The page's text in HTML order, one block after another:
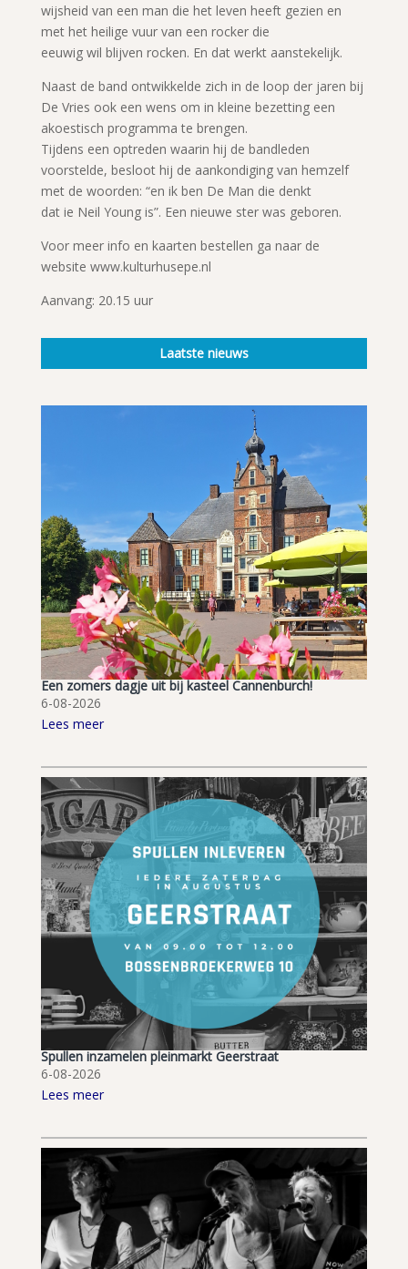
wijsheid van een man die het leven heeft gezien en
met het heilige vuur van een rocker die
eeuwig wil blijven rocken. En dat werkt aanstekelijk.
Naast de band ontwikkelde zich in de loop der jaren bij
De Vries ook een wens om in kleine bezetting een
akoestisch programma te brengen.
Tijdens een optreden waarin hij de bandleden
voorstelde, besloot hij de aankondiging van hemzelf
met de woorden: “en ik ben De Man die denkt
dat ie Neil Young is”. Een nieuwe ster was geboren.
Voor meer info en kaarten bestellen ga naar de
website www.kulturhusepe.nl
Aanvang: 20.15 uur
Laatste nieuws
Een zomers dagje uit bij kasteel Cannenburch!
6-08-2026
Lees meer
Spullen inzamelen pleinmarkt Geerstraat
6-08-2026
Lees meer